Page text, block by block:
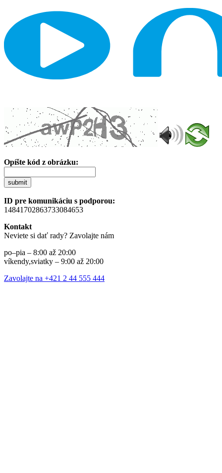
Opíšte kód z obrázku:
submit
ID pre komunikáciu s podporou:
14841702863733084653
Kontakt
Neviete si dať rady? Zavolajte nám
po–pia – 8:00 až 20:00
víkendy,sviatky – 9:00 až 20:00
Zavolajte na +421 2 44 555 444